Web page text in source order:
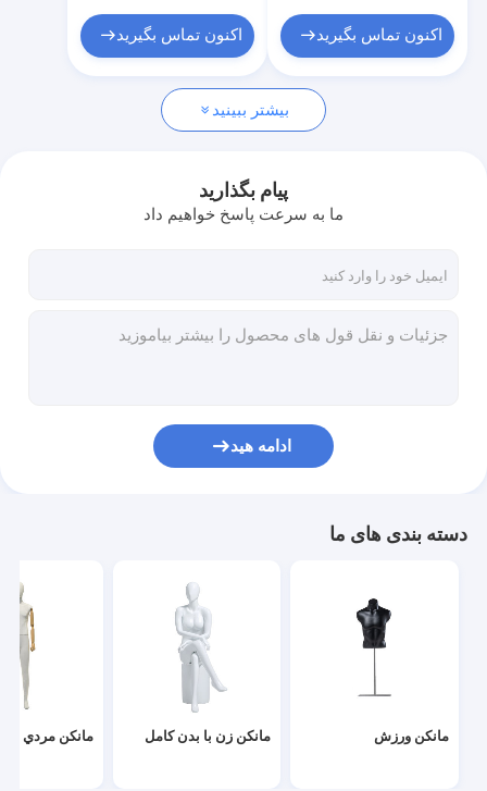
مانکن زن با بدن کامل
مانکن زن نیمه بدن
مانکن نیمه مرد
اکنون تماس بگیرید اکنون تماس بگیرید
بیشتر ببینید
پیام بگذارید
ما به سرعت پاسخ خواهیم داد
ادامه هید
دسته بندی های ما
مانکن ورزش مانکن زن با بدن کامل مانکن مردي با